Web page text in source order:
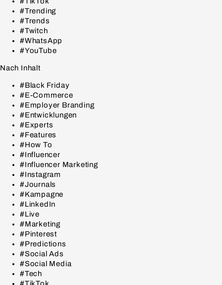
#Trending
#Trends
#Twitch
#WhatsApp
#YouTube
Nach Inhalt
#Black Friday
#E-Commerce
#Employer Branding
#Entwicklungen
#Experts
#Features
#How To
#Influencer
#Influencer Marketing
#Instagram
#Journals
#Kampagne
#LinkedIn
#Live
#Marketing
#Pinterest
#Predictions
#Social Ads
#Social Media
#Tech